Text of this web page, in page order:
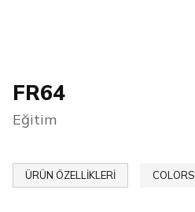
FR64
Eğitim
ÜRÜN ÖZELLİKLERİ COLORS